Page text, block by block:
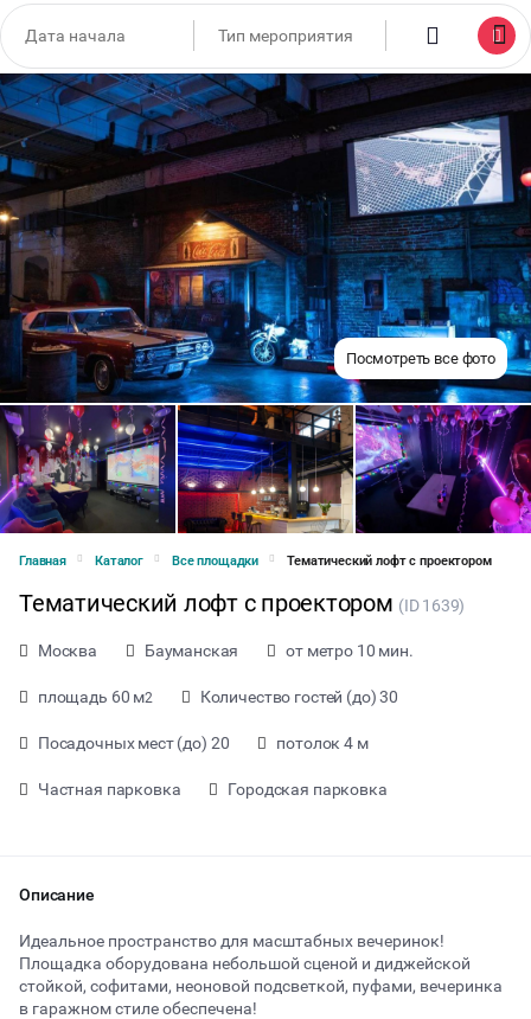
Посмотреть все фото
Главная Каталог Все площадки Тематический лофт с проектором
Тематический лофт с проектором (ID 1639)
Москва Бауманская от метро 10 мин.
площадь 60 м2 Количество гостей (до) 30
Посадочных мест (до) 20 потолок 4 м
Частная парковка Городская парковка
Описание
Идеальное пространство для масштабных вечеринок!
Площадка оборудована небольшой сценой и диджейской
стойкой, софитами, неоновой подсветкой, пуфами, вечеринка
в гаражном стиле обеспечена!
от 2080 ₽ за час